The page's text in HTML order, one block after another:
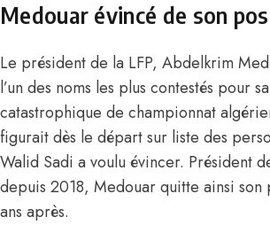
Medouar évincé de son
Le président de la LFP, Abdelkrim
l’un des noms les plus contestés pour
catastrophique de championnat
figurait dès le départ sur liste des
Walid Sadi a voulu évincer. Président
depuis 2018, Medouar quitte ainsi son
ans après.